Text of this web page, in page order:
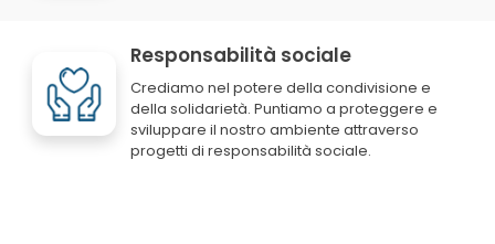
Responsabilità sociale
Crediamo nel potere della condivisione e
della solidarietà. Puntiamo a proteggere e
sviluppare il nostro ambiente attraverso
progetti di responsabilità sociale.